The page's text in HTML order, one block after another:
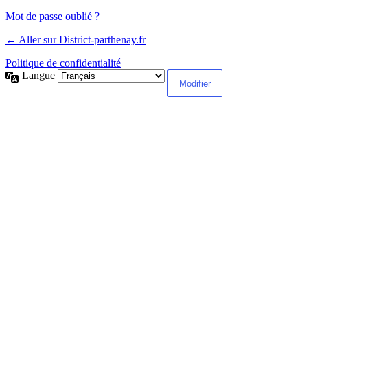
Mot de passe oublié ?
← Aller sur District-parthenay.fr
Politique de confidentialité
Langue